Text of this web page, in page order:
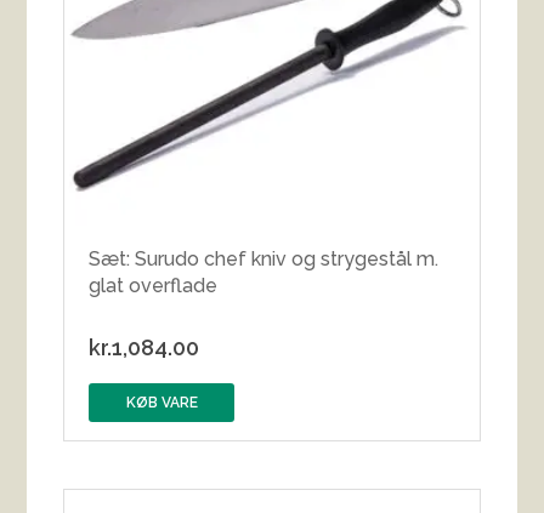
Sæt: Surudo chef kniv og strygestål m.
glat overflade
kr.1,084.00
KØB VARE